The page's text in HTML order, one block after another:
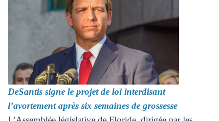
DeSantis signe le projet de loi interdisant
l’avortement après six semaines de grossesse